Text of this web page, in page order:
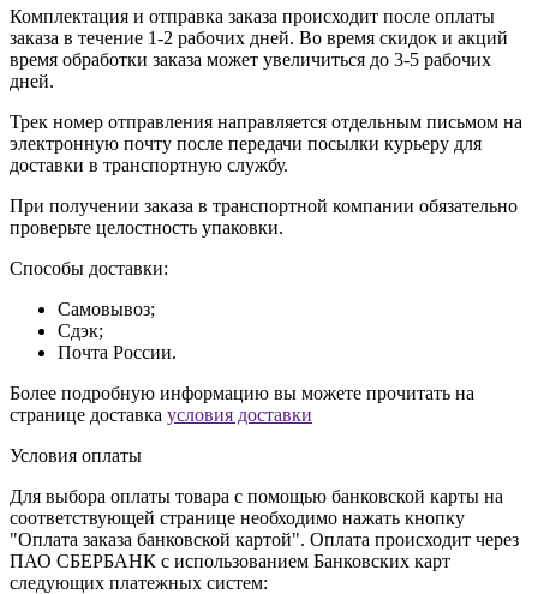
Комплектация и отправка заказа происходит после оплаты
заказа в течение 1-2 рабочих дней. Во время скидок и акций
время обработки заказа может увеличиться до 3-5 рабочих
дней.
Трек номер отправления направляется отдельным письмом на
электронную почту после передачи посылки курьеру для
доставки в транспортную службу.
При получении заказа в транспортной компании обязательно
проверьте целостность упаковки.
Способы доставки:
Самовывоз;
Сдэк;
Почта России.
Более подробную информацию вы можете прочитать на
странице доставка условия доставки
Условия оплаты
Для выбора оплаты товара с помощью банковской карты на
соответствующей странице необходимо нажать кнопку
"Оплата заказа банковской картой". Оплата происходит через
ПАО СБЕРБАНК с использованием Банковских карт
следующих платежных систем: